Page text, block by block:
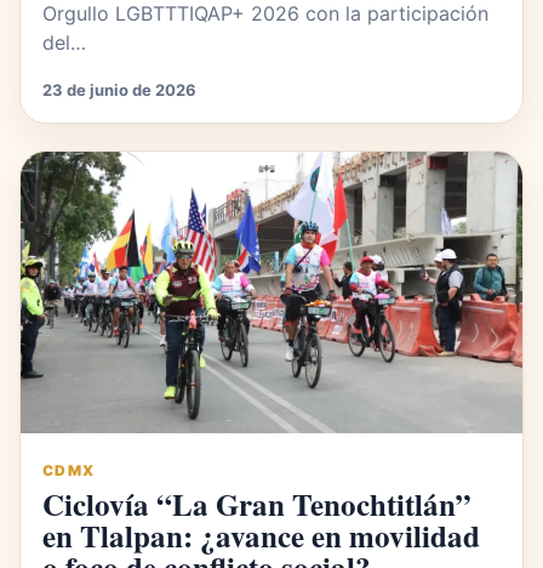
Orgullo LGBTTTIQAP+ 2026 con la participación
del…
23 de junio de 2026
CDMX
Ciclovía “La Gran Tenochtitlán”
en Tlalpan: ¿avance en movilidad